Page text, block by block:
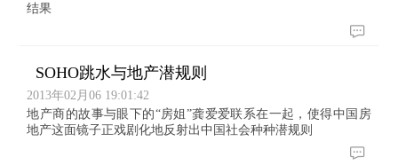
结果
SOHO跳水与地产潜规则
2013年02月06 19:01:42
地产商的故事与眼下的“房姐”龚爱爱联系在一起，使得中国房
地产这面镜子正戏剧化地反射出中国社会种种潜规则